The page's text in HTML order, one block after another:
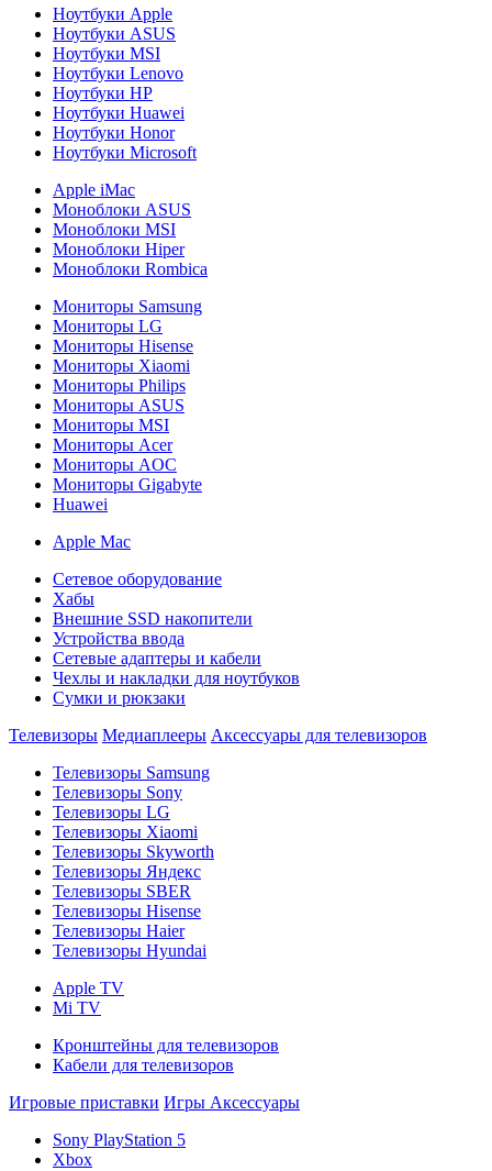
Ноутбуки Apple
Ноутбуки ASUS
Ноутбуки MSI
Ноутбуки Lenovo
Ноутбуки HP
Ноутбуки Huawei
Ноутбуки Honor
Ноутбуки Microsoft
Apple iMac
Моноблоки ASUS
Моноблоки MSI
Моноблоки Hiper
Моноблоки Rombica
Мониторы Samsung
Мониторы LG
Мониторы Hisense
Мониторы Xiaomi
Мониторы Philips
Мониторы ASUS
Мониторы MSI
Мониторы Acer
Мониторы AOC
Мониторы Gigabyte
Huawei
Apple Mac
Сетевое оборудование
Хабы
Внешние SSD накопители
Устройства ввода
Сетевые адаптеры и кабели
Чехлы и накладки для ноутбуков
Сумки и рюкзаки
Телевизоры Медиаплееры Аксессуары для телевизоров
Телевизоры Samsung
Телевизоры Sony
Телевизоры LG
Телевизоры Xiaomi
Телевизоры Skyworth
Телевизоры Яндекс
Телевизоры SBER
Телевизоры Hisense
Телевизоры Haier
Телевизоры Hyundai
Apple TV
Mi TV
Кронштейны для телевизоров
Кабели для телевизоров
Игровые приставки Игры Аксессуары
Sony PlayStation 5
Xbox